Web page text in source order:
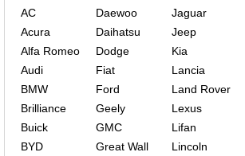
AC
Acura
Alfa Romeo
Audi
BMW
Brilliance
Buick
BYD
Daewoo
Daihatsu
Dodge
Fiat
Ford
Geely
GMC
Great Wall
Jaguar
Jeep
Kia
Lancia
Land Rover
Lexus
Lifan
Lincoln